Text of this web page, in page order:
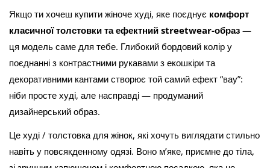
Якщо ти хочеш купити жіноче худі, яке поєднує комфорт
класичної толстовки та ефектний streetwear-образ —
ця модель саме для тебе. Глибокий бордовий колір у
поєднанні з контрастними рукавами з екошкіри та
декоративними кантами створює той самий ефект “вау”:
ніби просте худі, але насправді — продуманий
дизайнерський образ.
Це худі / толстовка для жінок, які хочуть виглядати стильно
навіть у повсякденному одязі. Воно м’яке, приємне до тіла,